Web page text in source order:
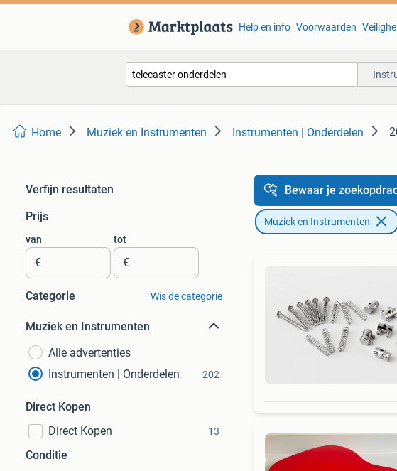
Help en info Voorwaarden
Home Muziek en Instrumenten Instrumenten | Onderdelen
Verfijn resultaten
Prijs
van
€
tot
€
Categorie Wis de categorie
Muziek en Instrumenten
Alle advertenties
Instrumenten | Onderdelen
202
Direct Kopen
Direct Kopen
13
Conditie
Bewaar je
Muziek en Instrumenten